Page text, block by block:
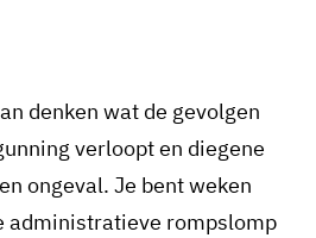
denken wat de gevolgen
verloopt en diegene
ongeval. Je bent weken
administratieve rompslomp